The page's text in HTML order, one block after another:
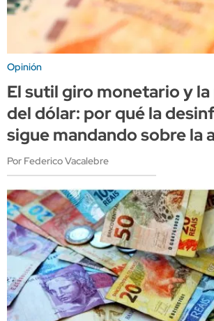
Opinión
El sutil giro monetario y
del dólar: por qué la
sigue mandando sobre la
Por Federico Vacalebre